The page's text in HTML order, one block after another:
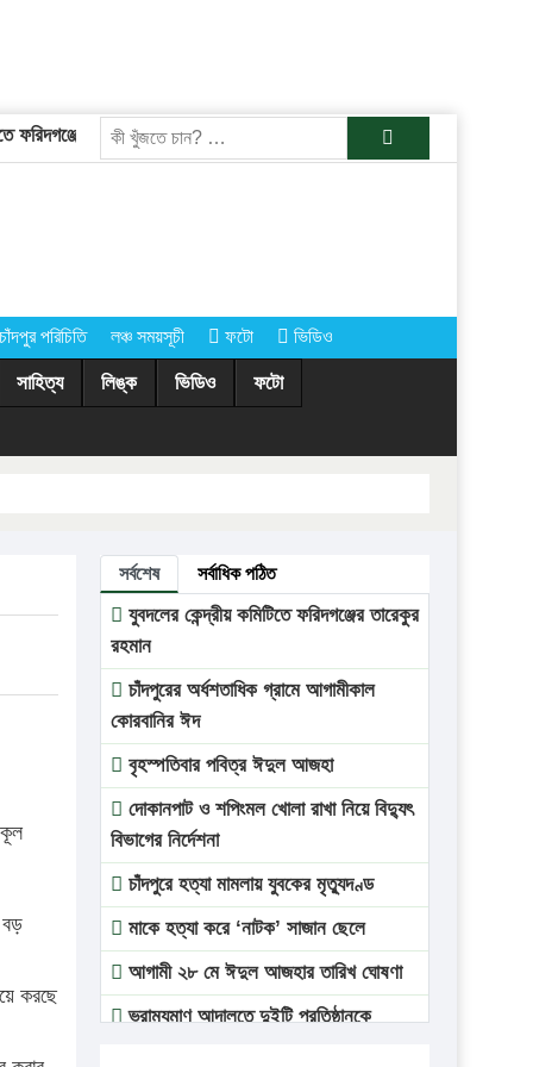
তারেকুর রহমান চাঁদপুরের অর্ধশতাধিক গ্রামে আগামীকাল কোরবানির
চাঁদপুর পরিচিতি লঞ্চ সময়সূচী ফটো ভিডিও
সাহিত্য লিঙ্ক ভিডিও ফটো
বড়
করছে
সর্বশেষ সর্বাধিক পঠিত
যুবদলের কেন্দ্রীয় কমিটিতে ফরিদগঞ্জের তারেকুর
রহমান
চাঁদপুরের অর্ধশতাধিক গ্রামে আগামীকাল
কোরবানির ঈদ
বৃহস্পতিবার পবিত্র ঈদুল আজহা
দোকানপাট ও শপিংমল খোলা রাখা নিয়ে বিদ্যুৎ
বিভাগের নির্দেশনা
চাঁদপুরে হত্যা মামলায় যুবকের মৃত্যুদণ্ড
মাকে হত্যা করে ‘নাটক’ সাজান ছেলে
আগামী ২৮ মে ঈদুল আজহার তারিখ ঘোষণা
ভ্রাম্যমাণ আদালতে দুইটি প্রতিষ্ঠানকে